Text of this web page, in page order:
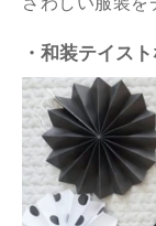
・和装テイス